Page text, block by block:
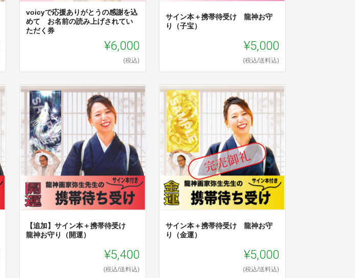
voicyで応援ありがとうの感謝を込
めて お名前の読み上げされてい
ただく券
¥6,000
(税込)
サイン本＋携帯待受け 龍神お守
り（子宝）
¥5,000
(税込/送料込)
【追加】サイン本＋携帯待受け
龍神お守り（開運）
¥5,400
(税込/送料込)
サイン本＋携帯待受け 龍神お守
り（金運）
¥5,000
(税込/送料込)